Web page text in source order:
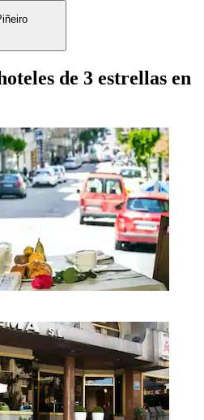
de 3 estrellas en